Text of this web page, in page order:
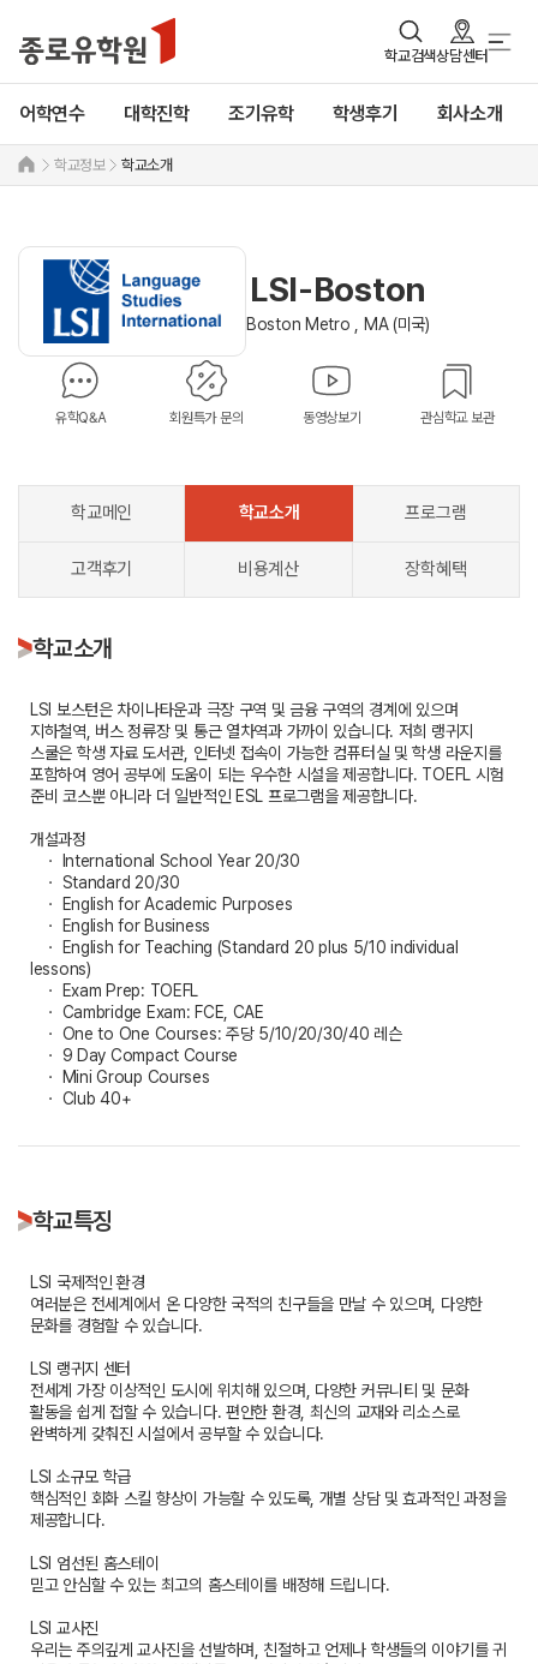
학교검색상담센터
어학연수 대학진학 조기유학 학생후기 회사소개
학교정보 학교소개
LSI-Boston
Boston Metro , MA (미국)
유학Q&A 회원특가 문의 동영상보기 관심학교 보관
학교메인 학교소개 프로그램
고객후기 비용계산 장학혜택
학교소개
LSI 보스턴은 차이나타운과 극장 구역 및 금융 구역의 경계에 있으며
지하철역, 버스 정류장 및 통근 열차역과 가까이 있습니다. 저희 랭귀지
스쿨은 학생 자료 도서관, 인터넷 접속이 가능한 컴퓨터실 및 학생 라운지를
포함하여 영어 공부에 도움이 되는 우수한 시설을 제공합니다. TOEFL 시험
준비 코스뿐 아니라 더 일반적인 ESL 프로그램을 제공합니다.
개설과정
ㆍ International School Year 20/30
ㆍ Standard 20/30
ㆍ English for Academic Purposes
ㆍ English for Business
ㆍ English for Teaching (Standard 20 plus 5/10 individual
lessons)
ㆍ Exam Prep: TOEFL
ㆍ Cambridge Exam: FCE, CAE
ㆍ One to One Courses: 주당 5/10/20/30/40 레슨
ㆍ 9 Day Compact Course
ㆍ Mini Group Courses
ㆍ Club 40+
학교특징
LSI 국제적인 환경
여러분은 전세계에서 온 다양한 국적의 친구들을 만날 수 있으며, 다양한
문화를 경험할 수 있습니다.
LSI 랭귀지 센터
전세계 가장 이상적인 도시에 위치해 있으며, 다양한 커뮤니티 및 문화
활동을 쉽게 접할 수 있습니다. 편안한 환경, 최신의 교재와 리소스로
완벽하게 갖춰진 시설에서 공부할 수 있습니다.
LSI 소규모 학급
핵심적인 회화 스킬 향상이 가능할 수 있도록, 개별 상담 및 효과적인 과정을
제공합니다.
LSI 엄선된 홈스테이
믿고 안심할 수 있는 최고의 홈스테이를 배정해 드립니다.
LSI 교사진
우리는 주의깊게 교사진을 선발하며, 친절하고 언제나 학생들의 이야기를 귀